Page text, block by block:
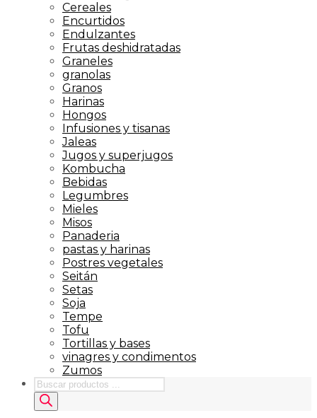
Cereales
Encurtidos
Endulzantes
Frutas deshidratadas
Graneles
granolas
Granos
Harinas
Hongos
Infusiones y tisanas
Jaleas
Jugos y superjugos
Kombucha
Bebidas
Legumbres
Mieles
Misos
Panaderia
pastas y harinas
Postres vegetales
Seitán
Setas
Soja
Tempe
Tofu
Tortillas y bases
vinagres y condimentos
Zumos
Búsqueda
de
productos